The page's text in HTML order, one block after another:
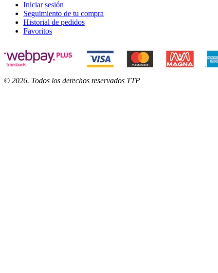
Iniciar sesión
Seguimiento de tu compra
Historial de pedidos
Favoritos
© 2026. Todos los derechos reservados TTP